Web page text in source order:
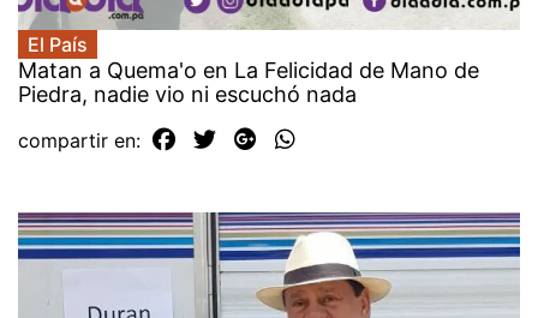
El País
Matan a Quema'o en La Felicidad de Mano de
Piedra, nadie vio ni escuchó nada
compartir en: